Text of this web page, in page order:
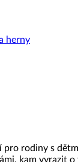
herny
pro rodiny s
kam vyrazit o